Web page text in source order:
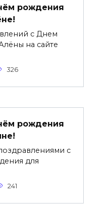
рождения
с Днем
на сайте
326
рождения
с
для
241